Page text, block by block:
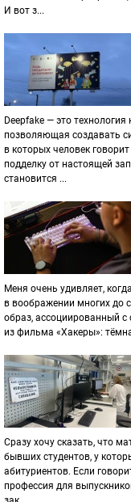
И вот з...
Deepfake — это технология
позволяющая создавать
в которых человек
подделку от настоящей
становится ...
Меня очень удивляет,
в воображении многих до
образ, ассоциированный
из фильма «Хакеры»:
Сразу хочу сказать, что
бывших студентов, у
абитуриентов. Если
профессия для